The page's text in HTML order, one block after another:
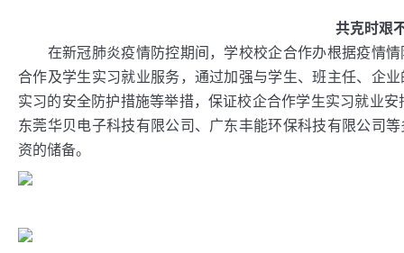
共克时艰
在新冠肺炎疫情防控期间，学校校企合作办根据疫情情
合作及学生实习就业服务，通过加强与学生、班主任、企
实习的安全防护措施等举措，保证校企合作学生实习就业
东莞华贝电子科技有限公司、广东丰能环保科技有限公司
资的储备。